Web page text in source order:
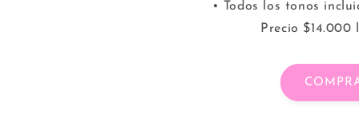
• Todos los tonos
Precio $14.000